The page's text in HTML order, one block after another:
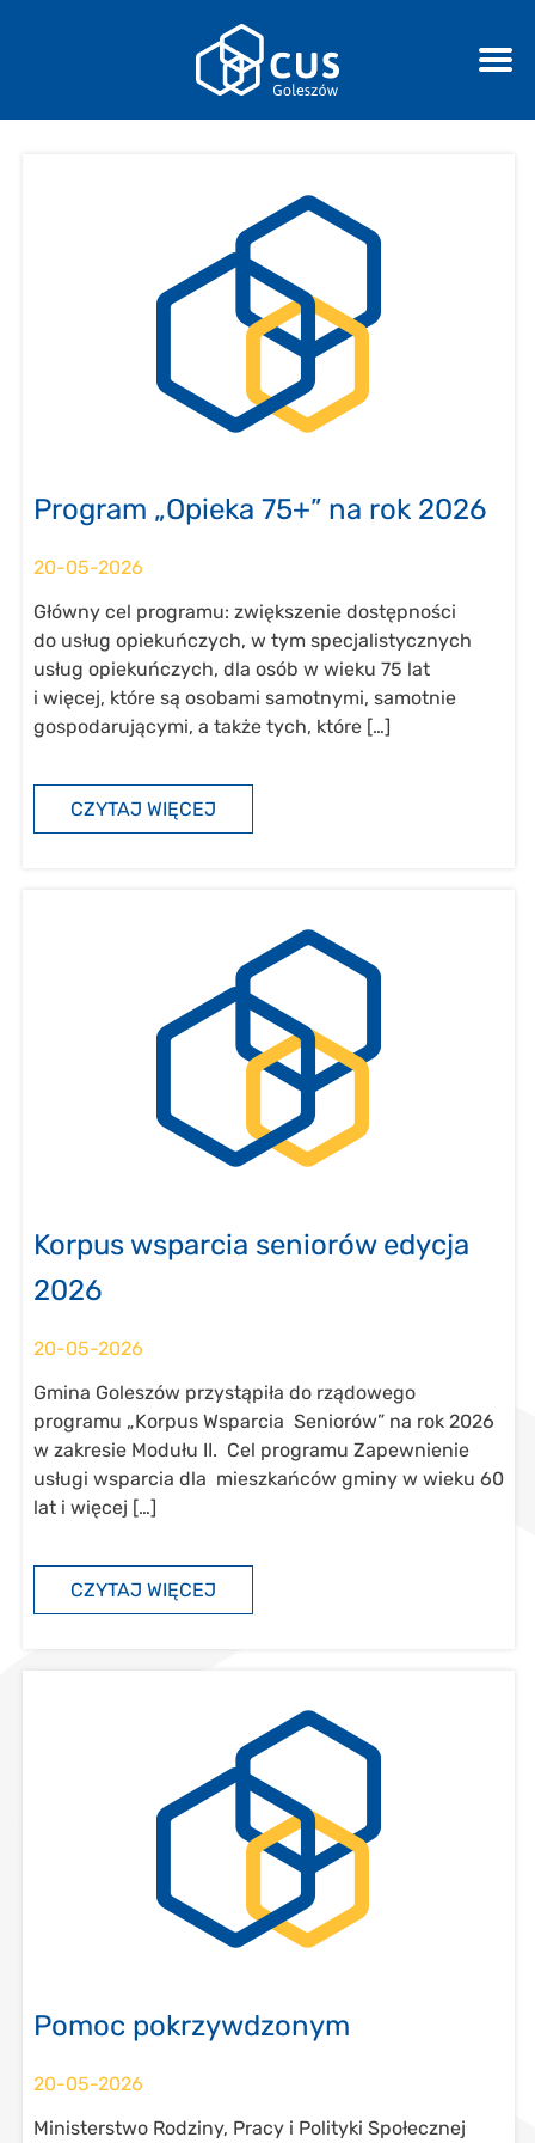
Program „Opieka 75+” na rok 2026
20-05-2026
Główny cel programu: zwiększenie dostępności
do usług opiekuńczych, w tym specjalistycznych
usług opiekuńczych, dla osób w wieku 75 lat
i więcej, które są osobami samotnymi, samotnie
gospodarującymi, a także tych, które […]
CZYTAJ WIĘCEJ
Korpus wsparcia seniorów edycja
2026
20-05-2026
Gmina Goleszów przystąpiła do rządowego
programu „Korpus Wsparcia Seniorów” na rok 2026
w zakresie Modułu II. Cel programu Zapewnienie
usługi wsparcia dla mieszkańców gminy w wieku 60
lat i więcej […]
CZYTAJ WIĘCEJ
Pomoc pokrzywdzonym
20-05-2026
Ministerstwo Rodziny, Pracy i Polityki Społecznej